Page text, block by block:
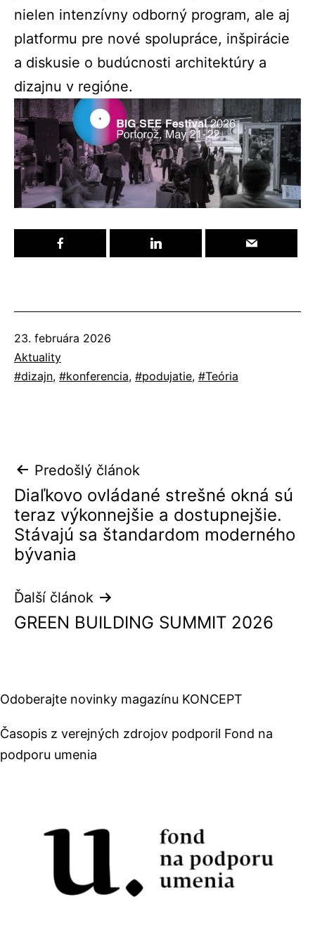
nielen intenzívny odborný program, ale aj
platformu pre nové spolupráce, inšpirácie
a diskusie o budúcnosti architektúry a
dizajnu v regióne.
Publikované
23. februára 2026
Kategorizované
ako
Aktuality
Označené
dizajn, konferencia, podujatie, Teória
Navigácia
v
článku
Predošlý článok
Diaľkovo ovládané strešné okná sú
teraz výkonnejšie a dostupnejšie.
Stávajú sa štandardom moderného
bývania
Ďalší článok
GREEN BUILDING SUMMIT 2026
Odoberajte novinky magazínu KONCEPT
Časopis z verejných zdrojov podporil Fond na
podporu umenia